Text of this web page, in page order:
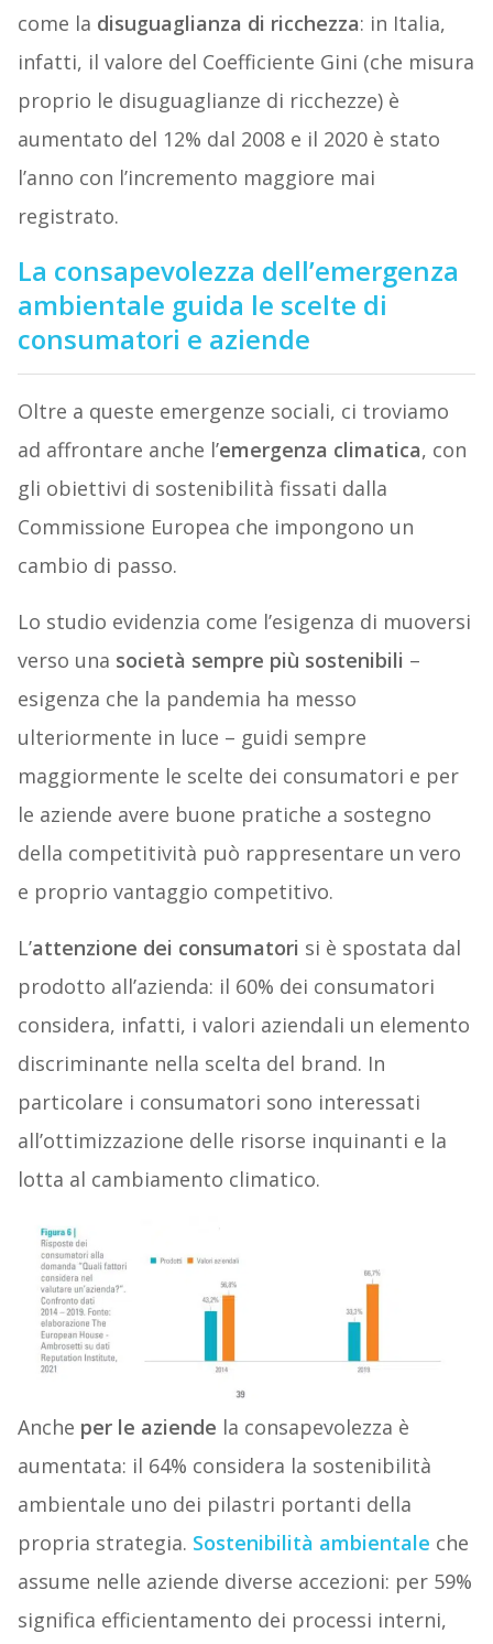
come la disuguaglianza di ricchezza: in Italia,
infatti, il valore del Coefficiente Gini (che misura
proprio le disuguaglianze di ricchezze) è
aumentato del 12% dal 2008 e il 2020 è stato
l’anno con l’incremento maggiore mai
registrato.
La consapevolezza dell’emergenza
ambientale guida le scelte di
consumatori e aziende
Oltre a queste emergenze sociali, ci troviamo
ad affrontare anche l’emergenza climatica, con
gli obiettivi di sostenibilità fissati dalla
Commissione Europea che impongono un
cambio di passo.
Lo studio evidenzia come l’esigenza di muoversi
verso una società sempre più sostenibili –
esigenza che la pandemia ha messo
ulteriormente in luce – guidi sempre
maggiormente le scelte dei consumatori e per
le aziende avere buone pratiche a sostegno
della competitività può rappresentare un vero
e proprio vantaggio competitivo.
L’attenzione dei consumatori si è spostata dal
prodotto all’azienda: il 60% dei consumatori
considera, infatti, i valori aziendali un elemento
discriminante nella scelta del brand. In
particolare i consumatori sono interessati
all’ottimizzazione delle risorse inquinanti e la
lotta al cambiamento climatico.
Anche per le aziende la consapevolezza è
aumentata: il 64% considera la sostenibilità
ambientale uno dei pilastri portanti della
propria strategia. Sostenibilità ambientale che
assume nelle aziende diverse accezioni: per 59%
significa efficientamento dei processi interni,